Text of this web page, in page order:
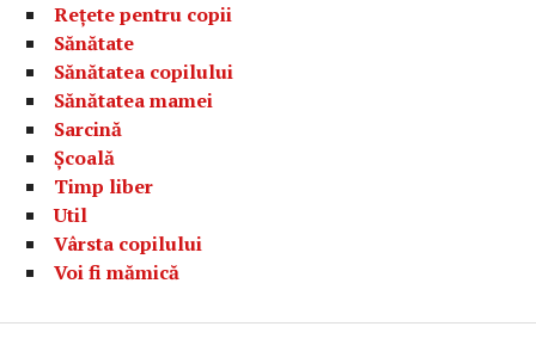
Rețete pentru copii
Sănătate
Sănătatea copilului
Sănătatea mamei
Sarcină
Școală
Timp liber
Util
Vârsta copilului
Voi fi mămică